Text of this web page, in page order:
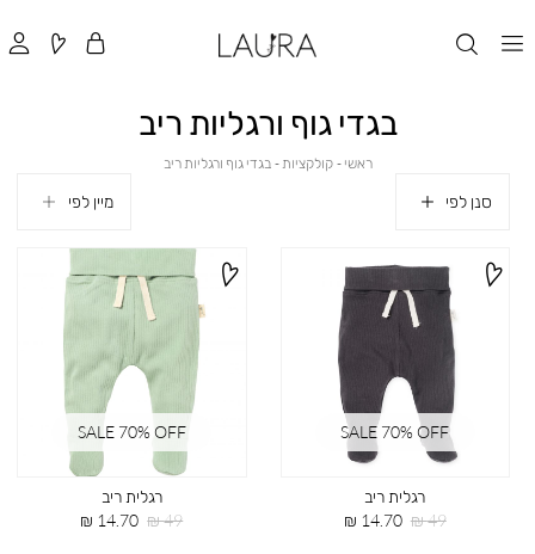
בגדי גוף ורגליות ריב
ראשי ראשי
קולקציותקולקציות
בגדי גוף ורגליות ריב
סנן לפי
SALE 70% OFF
רגלית ריב
מחיר
14.70 ₪
מחיר
49 ₪
SALE 70% OFF
רגלית ריב
מחיר
14.70 ₪
מחיר
49 ₪